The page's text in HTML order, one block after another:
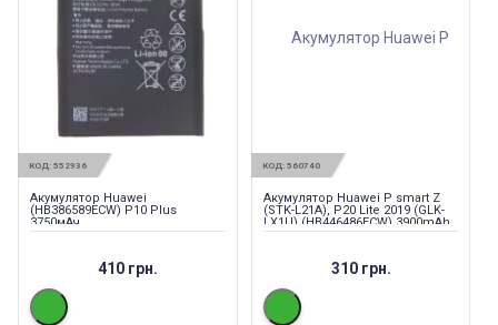
КОД: 552936
Акумулятор Huawei
(HB386589ECW) P10 Plus
3750мАч
410 грн.
КОД: 560740
Акумулятор Huawei P smart Z
(STK-L21A), P20 Lite 2019 (GLK-
LX1U) (HB446486ECW) 3900mAh
310 грн.